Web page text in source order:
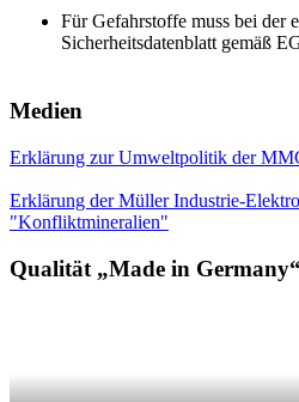
Für Gefahrstoffe muss bei der
Sicherheitsdatenblatt gemäß
Medien
Erklärung zur Umweltpolitik der
Erklärung der Müller Industrie-
"Konfliktmineralien"
Qualität „Made in Germany“